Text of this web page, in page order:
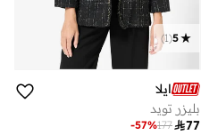
5
(
1
)
ايلا
بليزر تويد
77
177
-57%